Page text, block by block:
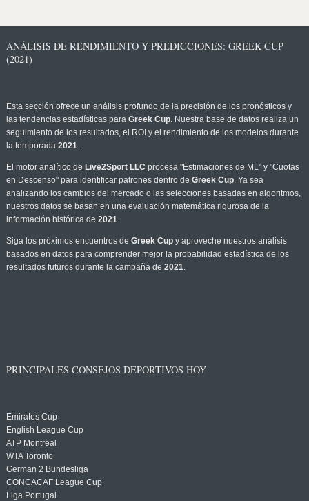
ANÁLISIS DE RENDIMIENTO Y PREDICCIONES: GREEK CUP
(2021)
Esta sección ofrece un análisis profundo de la precisión de los pronósticos y
las tendencias estadísticas para Greek Cup. Nuestra base de datos realiza un
seguimiento de los resultados, el ROI y el rendimiento de los modelos durante
la temporada 2021.
El motor analítico de Live2Sport LLC procesa "Estimaciones de ML" y "Cuotas
en Descenso" para identificar patrones dentro de Greek Cup. Ya sea
analizando los cambios del mercado o las selecciones basadas en algoritmos,
nuestros datos se basan en una evaluación matemática rigurosa de la
información histórica de 2021.
Siga los próximos encuentros de Greek Cupy aproveche nuestros análisis
basados en datos para comprender mejor la probabilidad estadística de los
resultados futuros durante la campaña de 2021.
PRINCIPALES CONSEJOS DEPORTIVOS HOY
Emirates Cup
English League Cup
ATP Montreal
WTA Toronto
German 2 Bundesliga
CONCACAF League Cup
Liga Portugal